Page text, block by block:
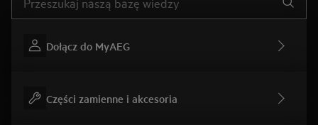
Dołącz do MyAEG
Części zamienne i akcesoria